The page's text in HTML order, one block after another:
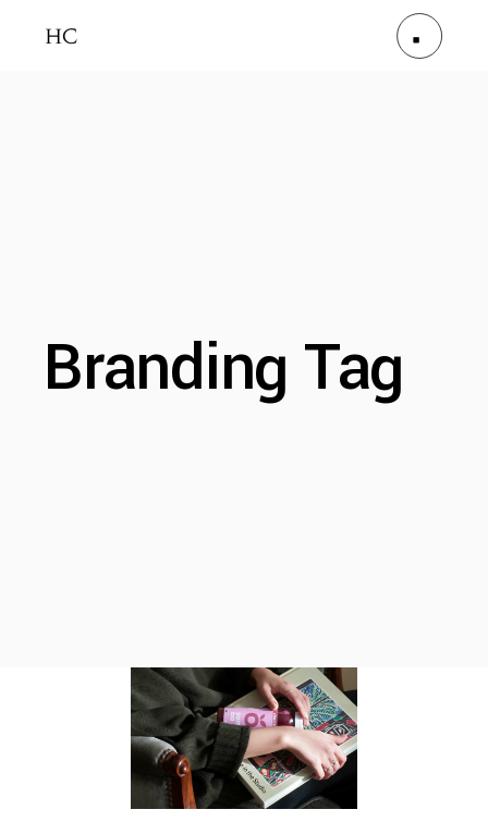
Branding Tag